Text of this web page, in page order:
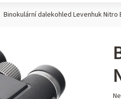
Binokulární dalekohled Levenhuk Nitro